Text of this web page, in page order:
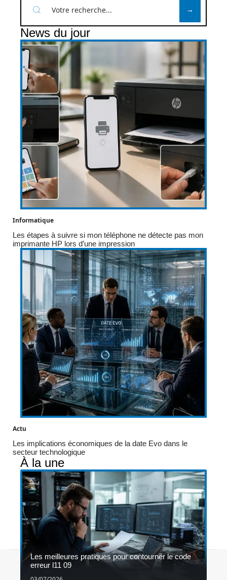
News du jour
Informatique
Les étapes à suivre si mon téléphone ne détecte pas mon
imprimante HP lors d’une impression
Actu
Les implications économiques de la date Evo dans le
secteur technologique
À la une
Les meilleures pratiques pour contourner le code
erreur l11 09
Contact Mentions légales Sitemap